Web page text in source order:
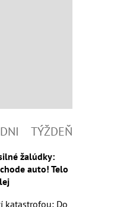
TÝŽDEŇ
žalúdky:
auto! Telo
katastrofou: Do